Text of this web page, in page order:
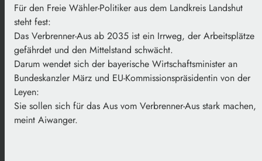
Für den Freie Wähler-Politiker aus dem Landkreis Landshut
steht fest:
Das Verbrenner-Aus ab 2035 ist ein Irrweg, der Arbeitsplätze
gefährdet und den Mittelstand schwächt.
Darum wendet sich der bayerische Wirtschaftsminister an
Bundeskanzler März und EU-Kommissionspräsidentin von der
Leyen:
Sie sollen sich für das Aus vom Verbrenner-Aus stark machen,
meint Aiwanger.